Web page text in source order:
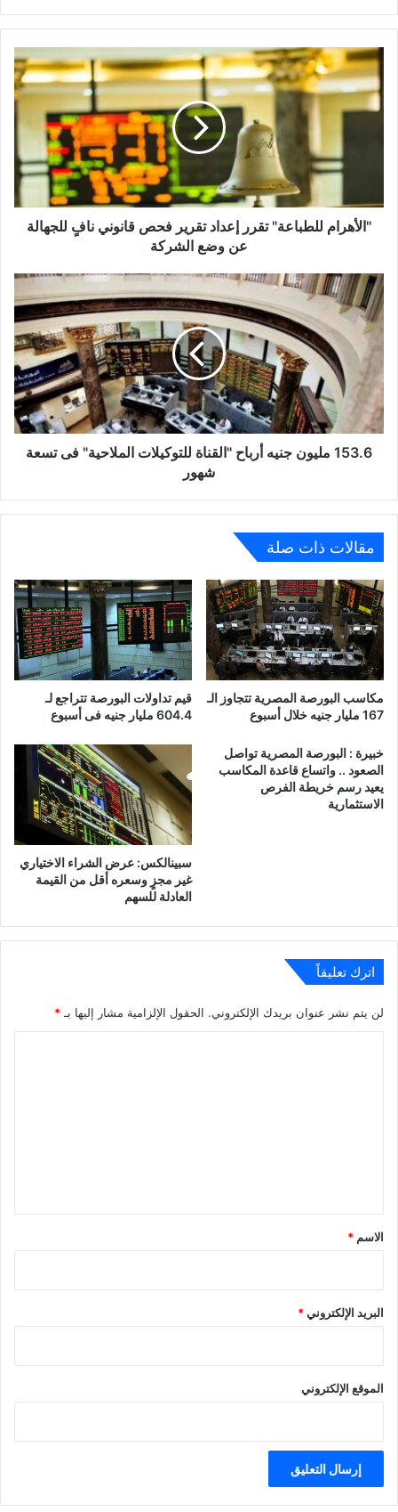
"الأهرام
للطباعة"
تقرر
إعداد
للجهالة
عن"الأهرام للطباعة" تقرر إعداد تقرير فحص قانوني نافٍ للجهالة
عن وضع الشركة
153.6
مليون
جنيه
أرباح
"القناة
للتوكيلات
الملاحية"
فى
تسعة
شهور
153.6 مليون جنيه أرباح "القناة للتوكيلات الملاحية" فى تسعة
شهور
مقالات ذات صلة
مكاسب البورصة المصرية تتجاوز الـ
167 مليار جنيه خلال أسبوع
قيم تداولات البورصة تتراجع لـ
604.4 مليار جنيه فى أسبوع
خبيرة : البورصة المصرية تواصل
الصعود .. واتساع قاعدة المكاسب
يعيد رسم خريطة الفرص
الاستثمارية
سبينالكس: عرض الشراء الاختياري
غير مجزٍ وسعره أقل من القيمة
العادلة للسهم
اترك تعليقاً
لن يتم نشر عنوان بريدك الإلكتروني. الحقول الإلزامية مشار إليها بـ *
*
الاسم *
البريد الإلكتروني*
الموقع الإلكتروني